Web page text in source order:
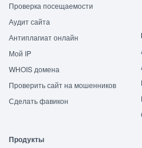
Проверка посещаемости
Аудит сайта
Антиплагиат онлайн
Мой IP
WHOIS домена
Проверить сайт на мошенников
Сделать фавикон
Продукты